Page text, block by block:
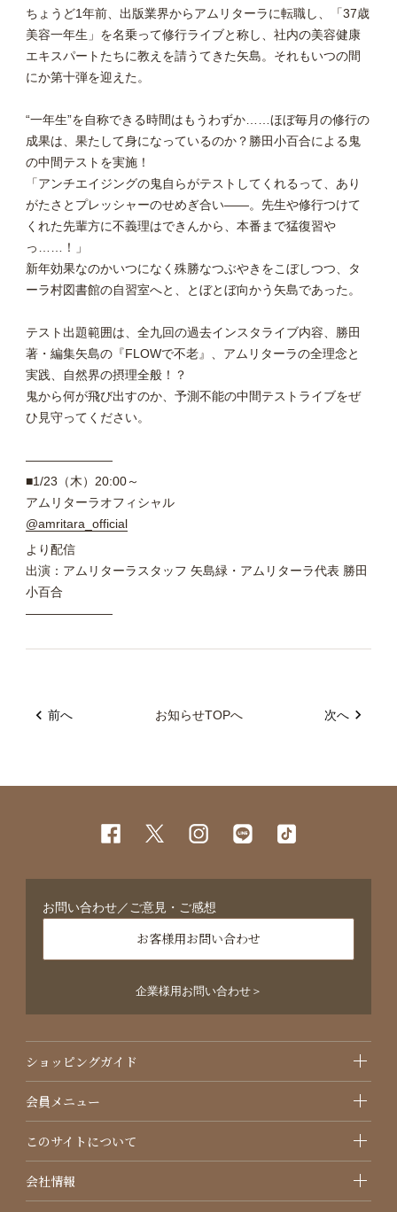
ちょうど1年前、出版業界からアムリターラに転職し、「37歳
美容一年生」を名乗って修行ライブと称し、社内の美容健康
エキスパートたちに教えを請うてきた矢島。 それもいつの間
にか第十弾を迎えた。
“一年生”を自称できる時間はもうわずか……ほぼ毎月の修行の
成果は、果たして身になっているのか？勝田小百合による鬼
の中間テストを実施！
「アンチエイジングの鬼自らがテストしてくれるって、あり
がたさとプレッシャーのせめぎ合い――。先生や修行つけて
くれた先輩方に不義理はできんから、本番まで猛復習や
っ……！」
新年効果なのかいつになく殊勝なつぶやきをこぼしつつ、タ
ーラ村図書館の自習室へと、とぼとぼ向かう矢島であった。
テスト出題範囲は、全九回の過去インスタライブ内容、勝田
著・編集矢島の『FLOWで不老』、アムリターラの全理念と
実践、自然界の摂理全般！？
鬼から何が飛び出すのか、予測不能の中間テストライブをぜ
ひ見守ってください。
———————
■1/23（木）20:00～
アムリターラオフィシャル
@amritara_official
より配信
出演：アムリターラスタッフ 矢島緑・アムリターラ代表 勝田
小百合
———————
前へ お知らせTOPへ 次へ
お問い合わせ／ご意見・ご感想
お客様用お問い合わせ
企業様用お問い合わせ＞
ショッピングガイド
会員メニュー
このサイトについて
会社情報